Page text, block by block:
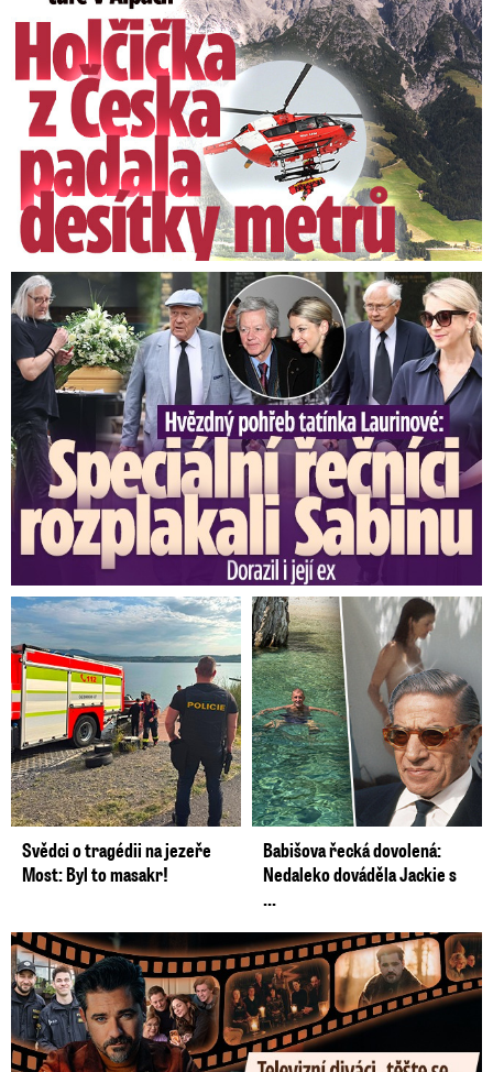
Speciální řečníci nad rakví Laurina: Rozbrečeli i dceru
Svědci o tragédii na jezeře
Most: Byl to masakr!
Babišova řecká dovolená:
Nedaleko dováděla Jackie s
...
Prima vytasila podzimní trumfy! Další Zrádci a žhavé novinky